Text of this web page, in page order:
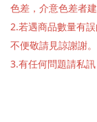
色差，介意色差者
2.若遇商品數量有
不便敬請見諒謝謝。
3.有任何問題請私